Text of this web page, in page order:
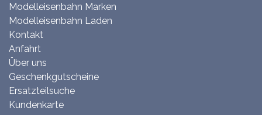
Modelleisenbahn Marken
Modelleisenbahn Laden
Kontakt
Anfahrt
Über uns
Geschenkgutscheine
Ersatzteilsuche
Kundenkarte